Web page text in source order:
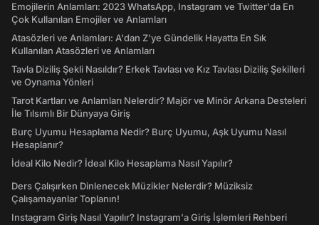
Emojilerin Anlamları: 2023 WhatsApp, Instagram ve Twitter'da En
Çok Kullanılan Emojiler ve Anlamları
Atasözleri ve Anlamları: A'dan Z'ye Gündelik Hayatta En Sık
Kullanılan Atasözleri ve Anlamları
Tavla Diziliş Şekli Nasıldır? Erkek Tavlası ve Kız Tavlası Diziliş Şekilleri
ve Oynama Yönleri
Tarot Kartları ve Anlamları Nelerdir? Majör ve Minör Arkana Desteleri
İle Tılsımlı Bir Dünyaya Giriş
Burç Uyumu Hesaplama Nedir? Burç Uyumu, Aşk Uyumu Nasıl
Hesaplanır?
İdeal Kilo Nedir? İdeal Kilo Hesaplama Nasıl Yapılır?
Ders Çalışırken Dinlenecek Müzikler Nelerdir? Müziksiz
Çalışamayanlar Toplanın!
Instagram Giriş Nasıl Yapılır? Instagram'a Giriş İşlemleri Rehberi